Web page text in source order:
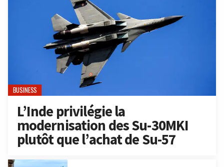
BUSINESS
L’Inde privilégie la
modernisation des Su-30MKI
plutôt que l’achat de Su-57